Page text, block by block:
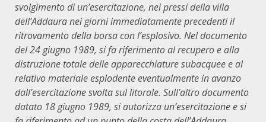
svolgimento di un’esercitazione, nei pressi della villa
dell’Addaura nei giorni immediatamente precedenti il
ritrovamento della borsa con l’esplosivo. Nel documento
del 24 giugno 1989, si fa riferimento al recupero e alla
distruzione totale delle apparecchiature subacquee e al
relativo materiale esplodente eventualmente in avanzo
dall’esercitazione svolta sul litorale. Sull’altro documento
datato 18 giugno 1989, si autorizza un’esercitazione e si